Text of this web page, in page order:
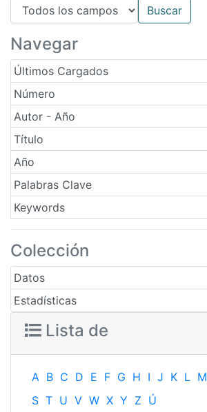
Navegar
Últimos Cargados
Número
Autor - Año
Título
Año
Palabras Clave
Keywords
Colección
Datos
Estadísticas
Lista de
A B C D E F G H I J K L M
S T U V W X Y Z Ú